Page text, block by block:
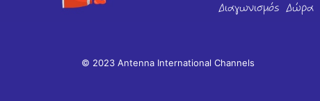
Διαγωνισμός Δώρα
© 2023 Antenna International Channels